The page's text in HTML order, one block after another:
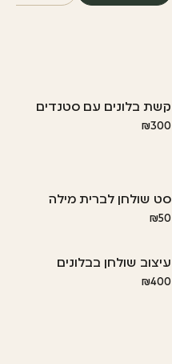
קשת בלונים עם סטנדים
₪300
סט שולחן לברית מילה
₪50
עיצוב שולחן בבלונים
₪400